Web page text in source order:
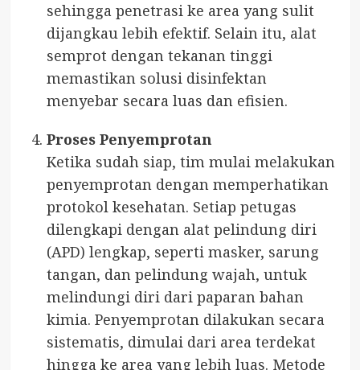
sehingga penetrasi ke area yang sulit
dijangkau lebih efektif. Selain itu, alat
semprot dengan tekanan tinggi
memastikan solusi disinfektan
menyebar secara luas dan efisien.
Proses Penyemprotan
Ketika sudah siap, tim mulai melakukan
penyemprotan dengan memperhatikan
protokol kesehatan. Setiap petugas
dilengkapi dengan alat pelindung diri
(APD) lengkap, seperti masker, sarung
tangan, dan pelindung wajah, untuk
melindungi diri dari paparan bahan
kimia. Penyemprotan dilakukan secara
sistematis, dimulai dari area terdekat
hingga ke area yang lebih luas. Metode